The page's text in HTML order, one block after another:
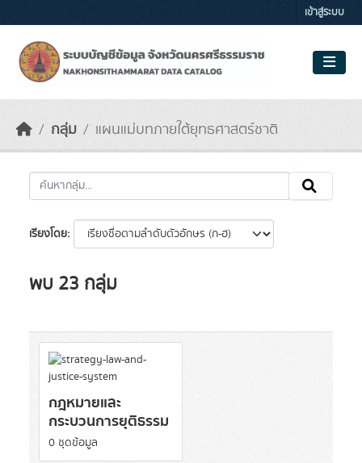
เข้าสู่ระบบ
กลุ่ม แผนแม่บทภายใต้ยุทธศาสตร์ชาติ
เรียงโดย
พบ 23 กลุ่ม
กฎหมายและ
กระบวนการยุติธรรม
0 ชุดข้อมูล